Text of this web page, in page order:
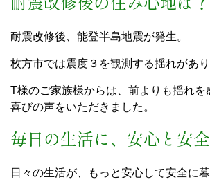
耐震改修後、能登半島地震が発生。
枚方市では震度３を観測する揺れがあり
T様のご家族様からは、前よりも揺れを
喜びの声をいただきました。
毎日の生活に、安心と安
日々の生活が、もっと安心して安全に